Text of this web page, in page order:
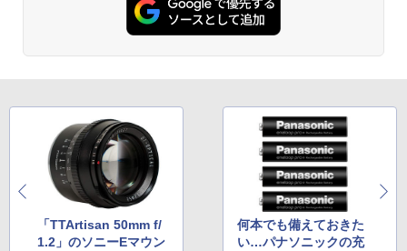
「TTArtisan 50mm f/
1.2」のソニーEマウン
何本でも備えておきた
い…パナソニックの充